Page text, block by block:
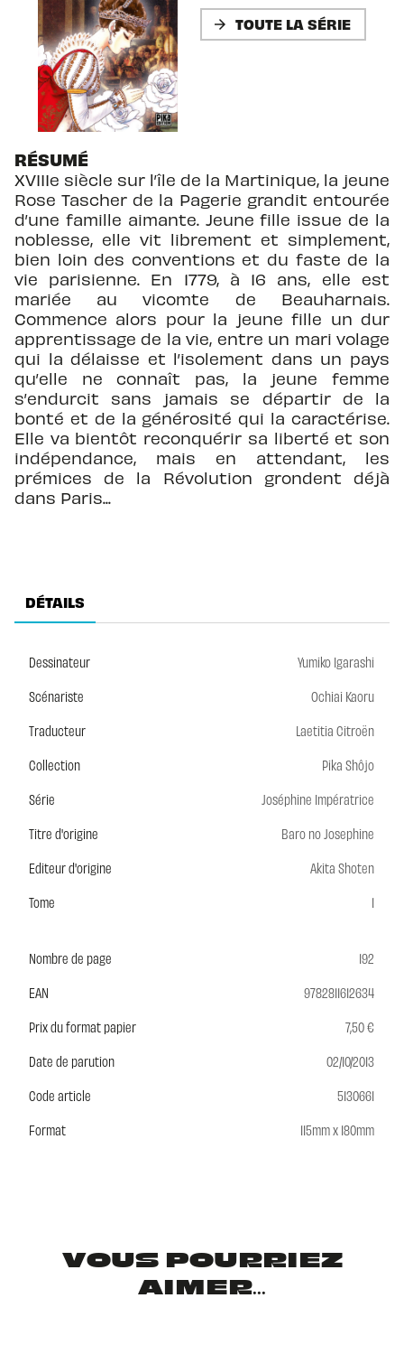
arrow_forward TOUTE LA SÉRIE
RÉSUMÉ
XVIIIe siècle sur l’île de la Martinique, la jeune
Rose Tascher de la Pagerie grandit entourée
d’une famille aimante. Jeune fille issue de la
noblesse, elle vit librement et simplement,
bien loin des conventions et du faste de la
vie parisienne. En 1779, à 16 ans, elle est
mariée au vicomte de Beauharnais.
Commence alors pour la jeune fille un dur
apprentissage de la vie, entre un mari volage
qui la délaisse et l’isolement dans un pays
qu’elle ne connaît pas, la jeune femme
s’endurcit sans jamais se départir de la
bonté et de la générosité qui la caractérise.
Elle va bientôt reconquérir sa liberté et son
indépendance, mais en attendant, les
prémices de la Révolution grondent déjà
dans Paris...
DÉTAILS
Dessinateur
Yumiko Igarashi
Scénariste
Ochiai Kaoru
Traducteur
Laetitia Citroën
Collection
Pika Shôjo
Série
Joséphine Impératrice
Titre d'origine
Baro no Josephine
Editeur d'origine
Akita Shoten
Tome
1
Nombre de page
192
EAN
9782811612634
Prix du format papier
7,50 €
Date de parution
02/10/2013
Code article
5130661
Format
115mm x 180mm
VOUS POURRIEZ
AIMER...